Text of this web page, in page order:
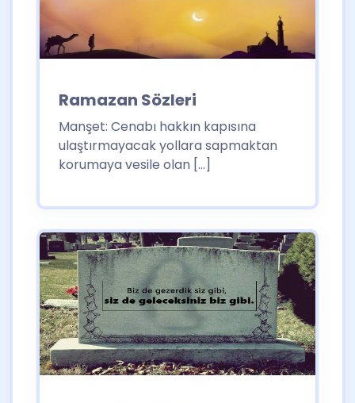
Ramazan Sözleri
Manşet: Cenabı hakkın kapısına
ulaştırmayacak yollara sapmaktan
korumaya vesile olan […]